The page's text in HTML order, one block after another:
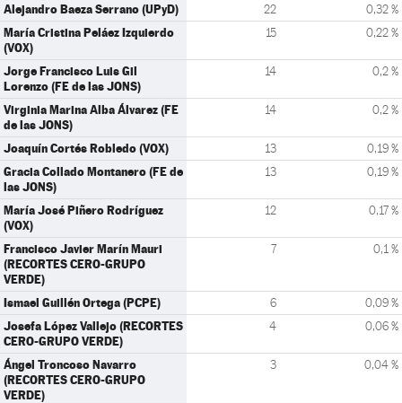
Alejandro Baeza Serrano (UPyD) 22 0,32 %
María Cristina Peláez Izquierdo
(VOX)
15 0,22 %
Jorge Francisco Luis Gil
Lorenzo (FE de las JONS)
14 0,2 %
Virginia Marina Alba Álvarez (FE
de las JONS)
14 0,2 %
Joaquín Cortés Robledo (VOX) 13 0,19 %
Gracia Collado Montanero (FE de
las JONS)
13 0,19 %
María José Piñero Rodríguez
(VOX)
12 0,17 %
Francisco Javier Marín Mauri
(RECORTES CERO-GRUPO
VERDE)
7 0,1 %
Ismael Guillén Ortega (PCPE) 6 0,09 %
Josefa López Vallejo (RECORTES
CERO-GRUPO VERDE)
4 0,06 %
Ángel Troncoso Navarro
(RECORTES CERO-GRUPO
VERDE)
3 0,04 %